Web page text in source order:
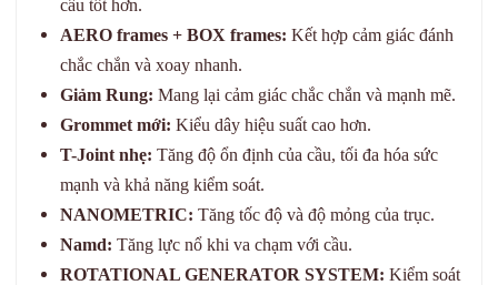
cầu tốt hơn.
AERO frames + BOX frames: Kết hợp cảm giác đánh
chắc chắn và xoay nhanh.
Giảm Rung: Mang lại cảm giác chắc chắn và mạnh mẽ.
Grommet mới: Kiểu dây hiệu suất cao hơn.
T-Joint nhẹ: Tăng độ ổn định của cầu, tối đa hóa sức
mạnh và khả năng kiểm soát.
NANOMETRIC: Tăng tốc độ và độ mỏng của trục.
Namd: Tăng lực nổ khi va chạm với cầu.
ROTATIONAL GENERATOR SYSTEM: Kiểm soát